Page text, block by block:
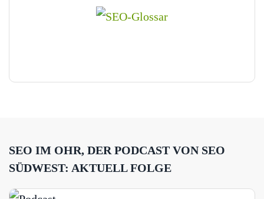
SEO IM OHR, DER PODCAST VON SEO
SÜDWEST: AKTUELL FOLGE